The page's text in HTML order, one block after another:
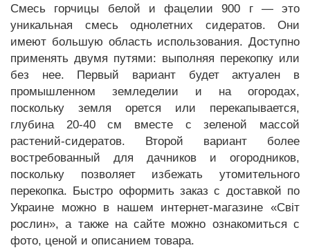
Смесь горчицы белой и фацелии 900 г — это
уникальная смесь однолетних сидератов. Они
имеют большую область использования. Доступно
применять двумя путями: выполняя перекопку или
без нее. Первый вариант будет актуален в
промышленном земледелии и на огородах,
поскольку земля орется или перекапывается,
глубина 20-40 см вместе с зеленой массой
растений-сидератов. Второй вариант более
востребованный для дачников и огородников,
поскольку позволяет избежать утомительного
перекопка. Быстро оформить заказ с доставкой по
Украине можно в нашем интернет-магазине «Світ
рослин», а также на сайте можно ознакомиться с
фото, ценой и описанием товара.